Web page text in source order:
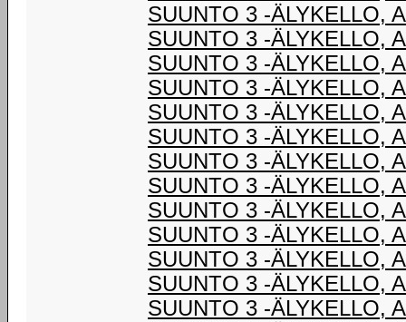
SUUNTO 3 -ÄLYKELLO,
SUUNTO 3 -ÄLYKELLO,
SUUNTO 3 -ÄLYKELLO,
SUUNTO 3 -ÄLYKELLO,
SUUNTO 3 -ÄLYKELLO,
SUUNTO 3 -ÄLYKELLO,
SUUNTO 3 -ÄLYKELLO,
SUUNTO 3 -ÄLYKELLO,
SUUNTO 3 -ÄLYKELLO,
SUUNTO 3 -ÄLYKELLO,
SUUNTO 3 -ÄLYKELLO,
SUUNTO 3 -ÄLYKELLO,
SUUNTO 3 -ÄLYKELLO,